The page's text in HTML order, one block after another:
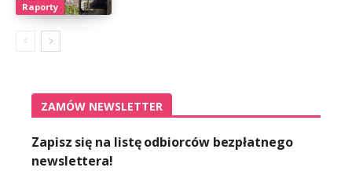
Raporty
ZAMÓW NEWSLETTER
Zapisz się na listę odbiorców bezpłatnego
newslettera!